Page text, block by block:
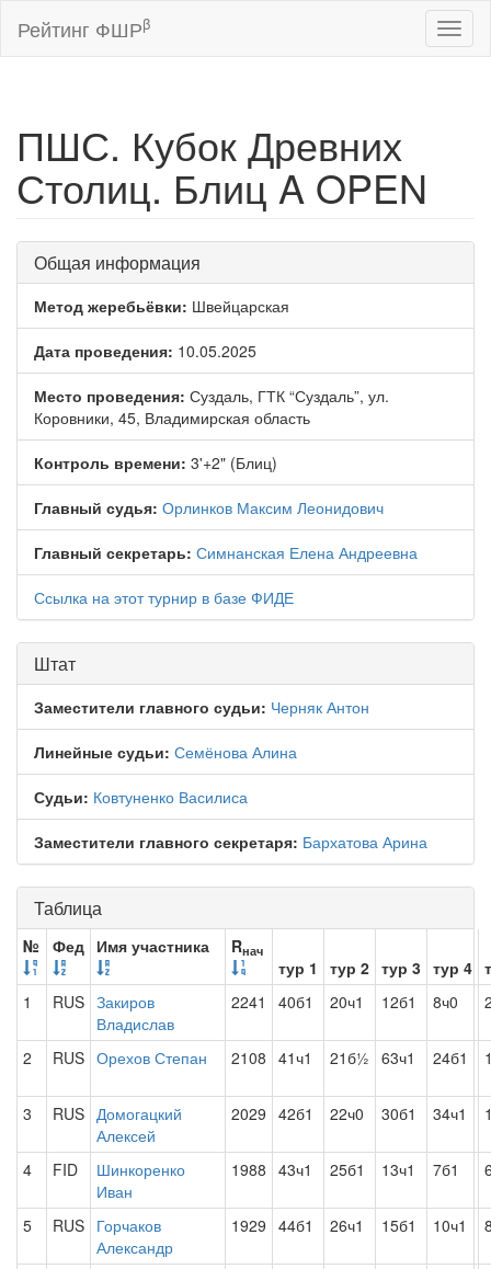
Рейтинг ФШРβ
ПШС. Кубок Древних
Столиц. Блиц A OPEN
Общая информация
Метод жеребьёвки: Швейцарская
Дата проведения: 10.05.2025
Место проведения: Суздаль, ГТК “Суздаль”, ул.
Коровники, 45, Владимирская область
Контроль времени: 3'+2" (Блиц)
Главный судья: Орлинков Максим Леонидович
Главный секретарь: Симнанская Елена Андреевна
Ссылка на этот турнир в базе ФИДЕ
Штат
Заместители главного судьи: Черняк Антон
Линейные судьи: Семёнова Алина
Судьи: Ковтуненко Василиса
Заместители главного секретаря: Бархатова Арина
Таблица
№ Фед Имя участника Rнач
тур 1 тур 2 тур 3 тур 4
1
RUS Закиров
Владислав
2241 40б1 20ч1 12б1 8ч0
2 RUS Орехов Степан 2108 41ч1 21б½ 63ч1 24б1
3 RUS Домогацкий
Алексей
2029 42б1 22ч0 30б1 34ч1
4 FID
Шинкоренко
Иван
1988 43ч1 25б1 13ч1 7б1
5 RUS Горчаков
Александр
1929 44б1 26ч1 15б1 10ч1